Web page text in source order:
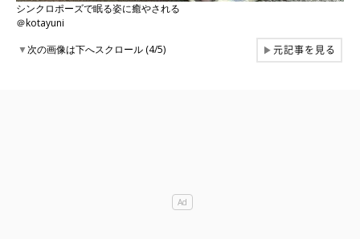
シンクロポーズで眠る姿に癒やされる
＠kotayuni
▼次の画像は下へスクロール (4/5) ▶元記事を見る